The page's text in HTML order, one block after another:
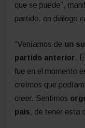
que se puede”,
partido, en diálogo
“Veníamos de un
partido anterior.
fue en el momento
creímos que
creer. Sentimos
país, de tener esta